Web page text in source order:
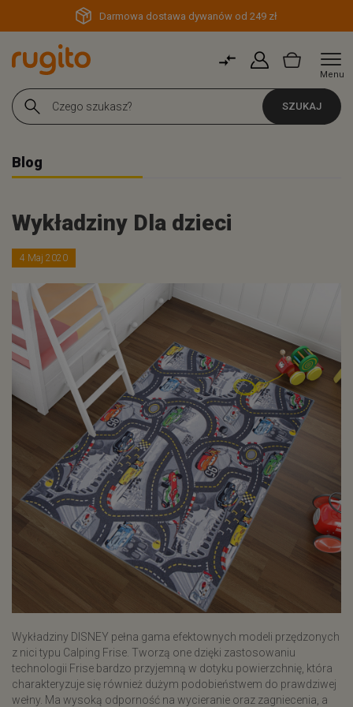
Darmowa dostawa dywanów od 249 zł
Menu
SZUKAJ
Blog
Wykładziny Dla dzieci
4 Maj 2020
Wykładziny DISNEY pełna gama efektownych modeli przędzonych
z nici typu Calping Frise. Tworzą one dzięki zastosowaniu
technologii Frise bardzo przyjemną w dotyku powierzchnię, która
charakteryzuje się również dużym podobieństwem do prawdziwej
wełny. Ma wysoką odporność na wycieranie oraz zagniecenia, a